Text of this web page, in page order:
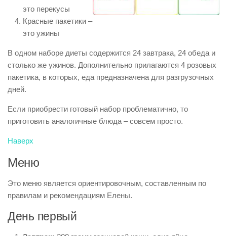
это перекусы
Красные пакетики –
это ужины
В одном наборе диеты содержится 24 завтрака, 24 обеда и
столько же ужинов. Дополнительно прилагаются 4 розовых
пакетика, в которых, еда предназначена для разгрузочных
дней.
Если приобрести готовый набор проблематично, то
приготовить аналогичные блюда – совсем просто.
Наверх
Меню
Это меню является ориентировочным, составленным по
правилам и рекомендациям Елены.
День первый